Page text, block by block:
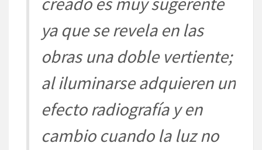
ya que se revela en las
obras una doble vertiente;
al iluminarse adquieren un
efectoradiografíay en
cambio cuando la luz no